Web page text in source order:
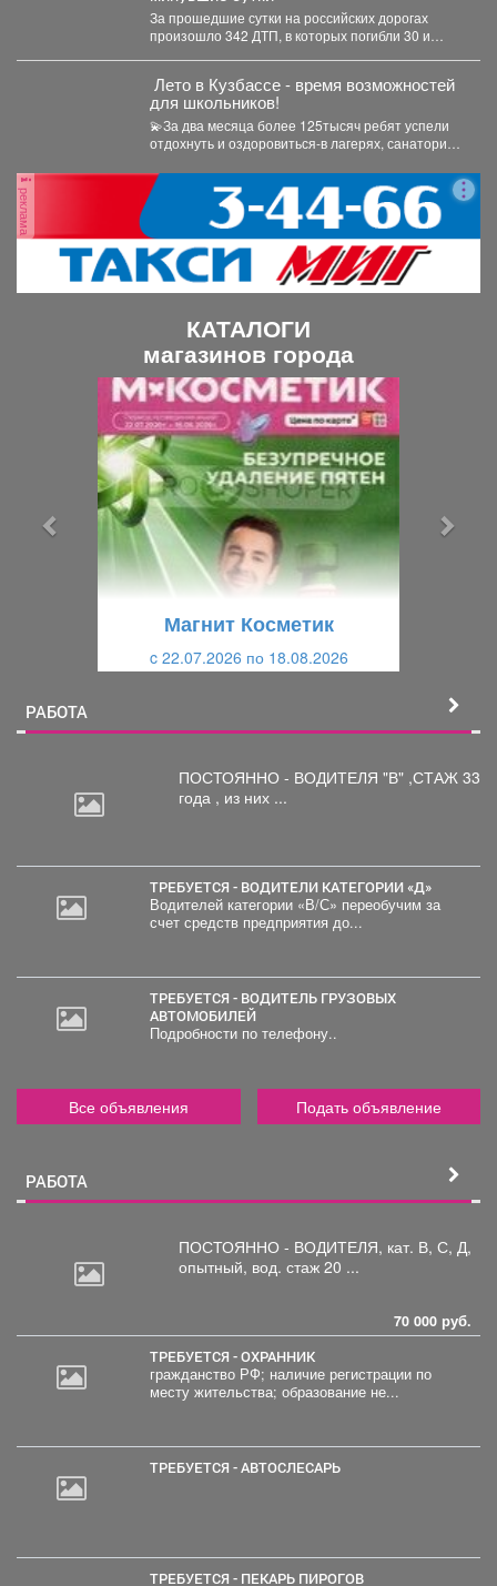
За прошедшие сутки на российских дорогах
произошло 342 ДТП, в которых погибли 30 и
️ Лето в Кузбассе - время возможностей
для школьников!
💫За два месяца более 125тысяч ребят успели
отдохнуть и оздоровиться-в лагерях, санаториях
реклама
КАТАЛОГИ
магазинов города
Магнит Косметик
c 22.07.2026 по 18.08.2026
РАБОТА
ПОСТОЯННО - ВОДИТЕЛЯ "В" ,СТАЖ 33
года , из них ...
ТРЕБУЕТСЯ - ВОДИТЕЛИ КАТЕГОРИИ «Д»
Водителей категории «В/С» переобучим за
счет средств предприятия до...
ТРЕБУЕТСЯ - ВОДИТЕЛЬ ГРУЗОВЫХ
АВТОМОБИЛЕЙ
Подробности по телефону..
Все объявления Подать объявление
РАБОТА
ПОСТОЯННО - ВОДИТЕЛЯ, кат. В, С, Д,
опытный, вод. стаж 20 ...
70 000 руб.
ТРЕБУЕТСЯ - ОХРАННИК
гражданство РФ; наличие регистрации по
месту жительства; образование не...
ТРЕБУЕТСЯ - АВТОСЛЕСАРЬ
ТРЕБУЕТСЯ - ПЕКАРЬ ПИРОГОВ